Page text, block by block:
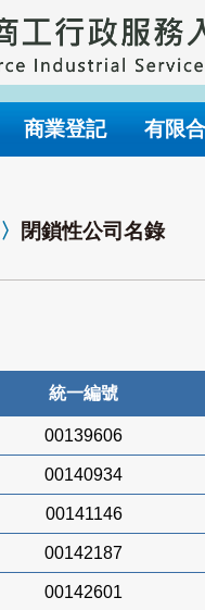
商業登記 有限
〉 閉鎖性公司名錄
統一編號
00139606
00140934
00141146
00142187
00142601